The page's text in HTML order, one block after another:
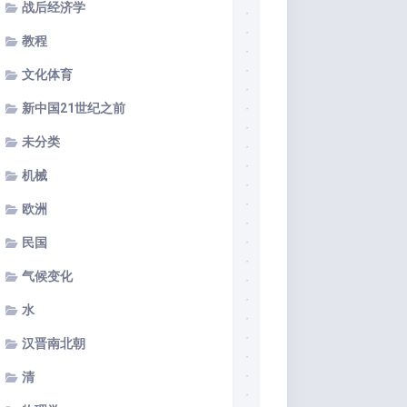
战后经济学
教程
文化体育
新中国21世纪之前
未分类
机械
欧洲
民国
气候变化
水
汉晋南北朝
清